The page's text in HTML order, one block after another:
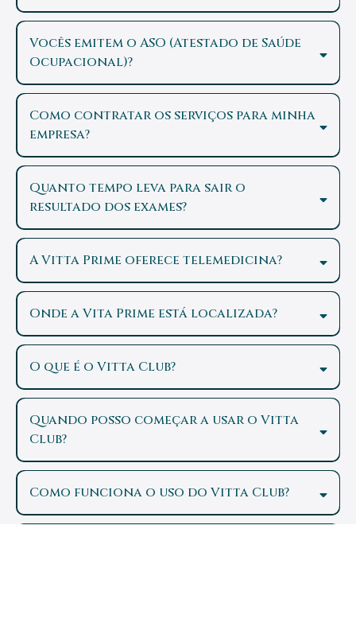
Confira aqui.
Vocês emitem o ASO (Atestado de Saúde
Ocupacional)?
Como contratar os serviços para minha
empresa?
Quanto tempo leva para sair o
resultado dos exames?
A Vitta Prime oferece telemedicina?
Onde a Vita Prime está localizada?
O que é o Vitta Club?
Quando posso começar a usar o Vitta
Club?
Como funciona o uso do Vitta Club?